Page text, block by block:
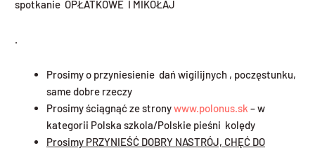
spotkanie OPŁATKOWE I MIKOŁAJ
.
Prosimy o przyniesienie dań wigilijnych , poczęstunku,
same dobre rzeczy
Prosimy ściągnąć ze stronywww.polonus.sk – w
kategorii Polska szkola/Polskie pieśni kolędy
Prosimy PRZYNIEŚĆ DOBRY NASTRÓJ, CHĘĆ DO